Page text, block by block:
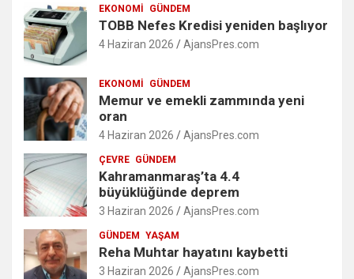
EKONOMI GÜNDEM
TOBB Nefes Kredisi yeniden başlıyor
4 Haziran 2026 AjansPres.com
EKONOMI GÜNDEM
Memur ve emekli zammında yeni
oran
4 Haziran 2026 AjansPres.com
ÇEVRE GÜNDEM
Kahramanmaraş’ta 4.4
büyüklüğünde deprem
3 Haziran 2026 AjansPres.com
GÜNDEM YAŞAM
Reha Muhtar hayatını kaybetti
3 Haziran 2026 AjansPres.com